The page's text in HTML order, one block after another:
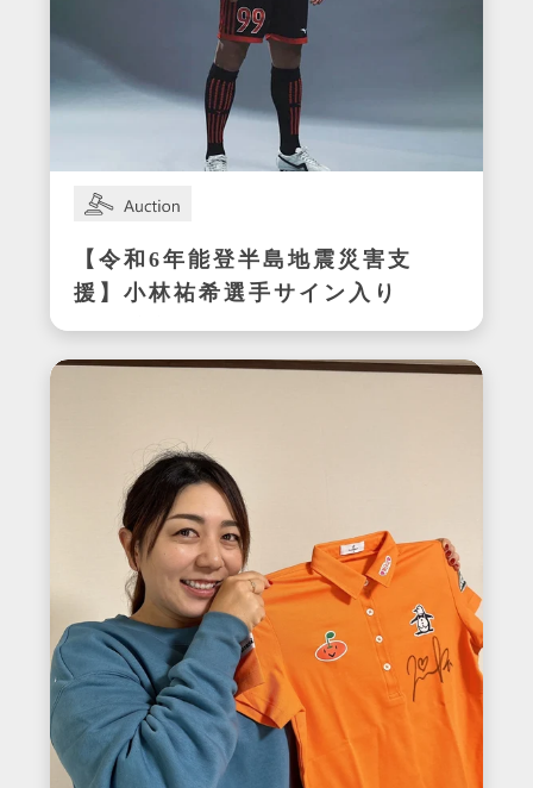
【令和6年能登半島地震災害支
援】小林祐希選手サイン入り
スパイク